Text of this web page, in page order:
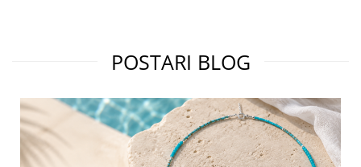
POSTARI BLOG